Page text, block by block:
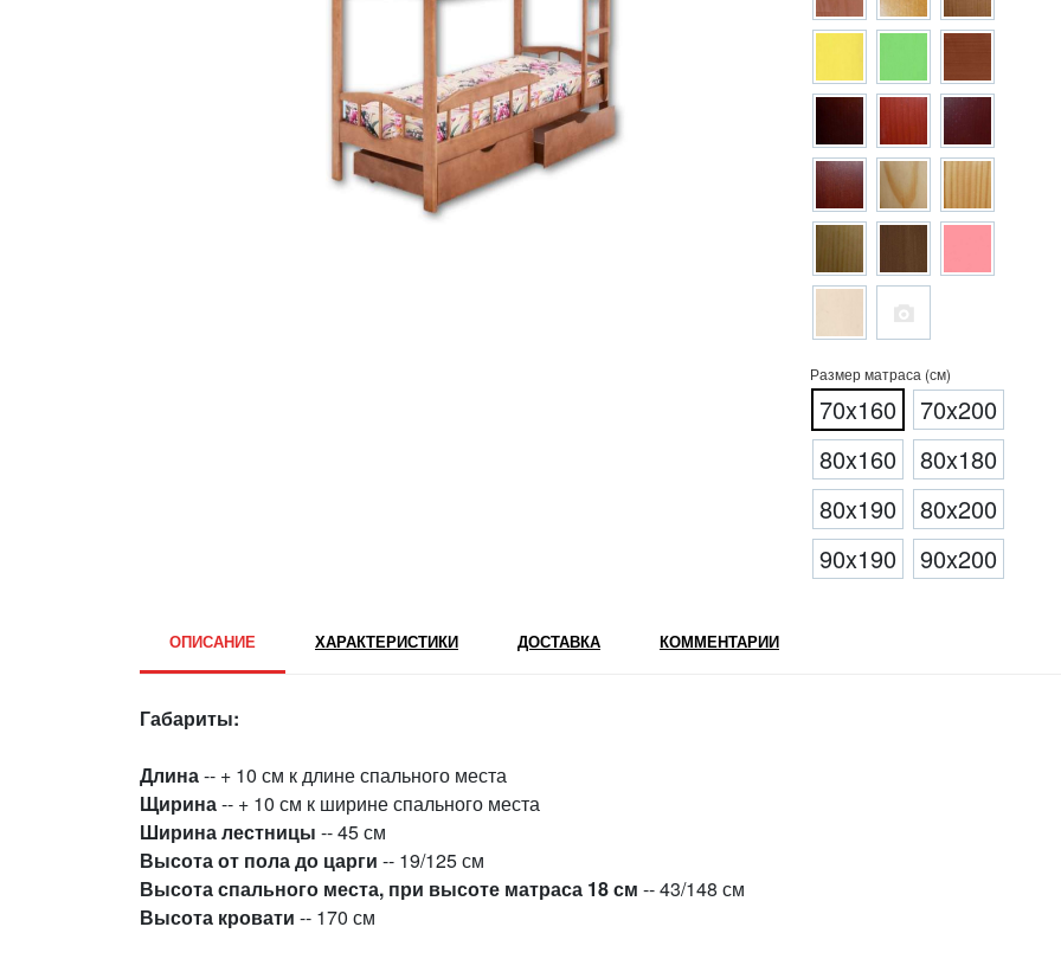
Размер матраса (см)
70x160
70x200
80x160
80x180
80x190
80x200
90x190
90x200
ОПИСАНИЕ ХАРАКТЕРИСТИКИ ДОСТАВКА КОММЕНТАРИИ
Габариты:
Длина-- + 10 см к длине спального места
Щирина-- + 10 см к ширине спального места
Ширина лестницы -- 45 см
Высота от пола до царги -- 19/125 см
Высота спального места, при высоте матраса 18 см -- 43/148 см
Высота кровати -- 170 см